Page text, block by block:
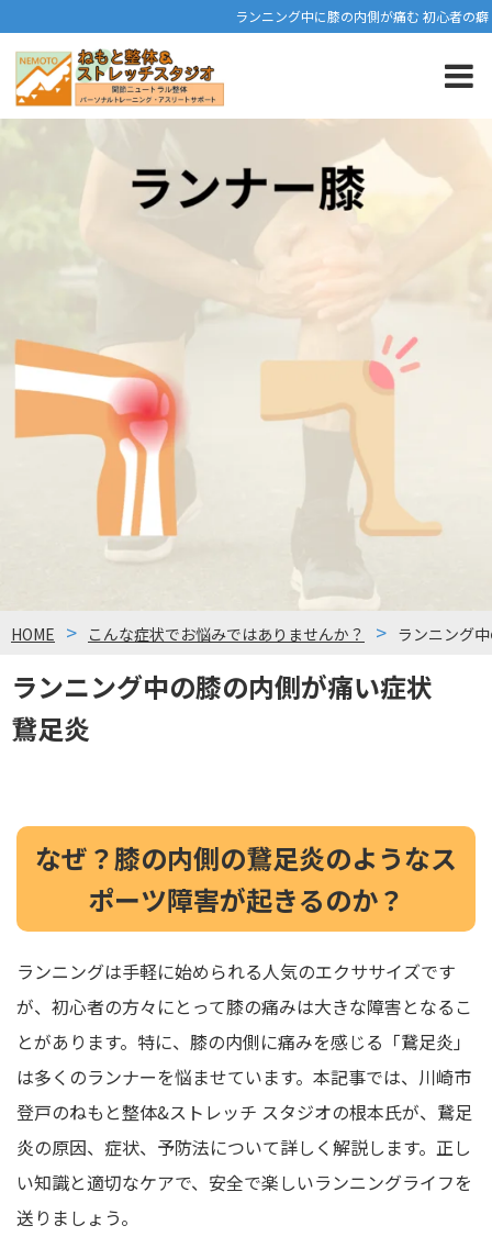
ランニング中に膝の内側が痛む 初心者の癖
ランニング中の膝の内側が痛い症状
鵞足炎
HOME こんな症状でお悩みではありませんか？ ランニング
なぜ？膝の内側の鵞足炎のようなス
ポーツ障害が起きるのか？
ランニングは手軽に始められる人気のエクササイズです
が、初心者の方々にとって膝の痛みは大きな障害となるこ
とがあります。特に、膝の内側に痛みを感じる「鵞足炎」
は多くのランナーを悩ませています。本記事では、川崎市
登戸のねもと整体&ストレッチ スタジオの根本氏が、鵞足
炎の原因、症状、予防法について詳しく解説します。正し
い知識と適切なケアで、安全で楽しいランニングライフを
送りましょう。